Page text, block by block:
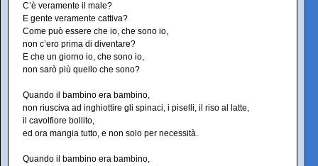
C’è veramente il male?
E gente veramente cattiva?
Come può essere che io, che sono io,
non c’ero prima di diventare?
E che un giorno io, che sono io,
non sarò più quello che sono?
Quando il bambino era bambino,
non riusciva ad inghiottire gli spinaci, i piselli, il riso al latte,
il cavolfiore bollito,
ed ora mangia tutto, e non solo per necessità.
Quando il bambino era bambino,